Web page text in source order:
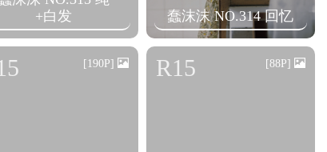
+白发
蠢沫沫 NO.314 回忆
[190P] R15 [88P]